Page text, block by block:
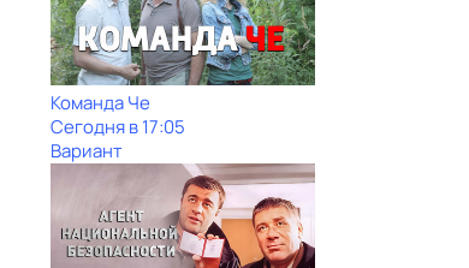
Команда Че
Сегодня в 17:05
Вариант